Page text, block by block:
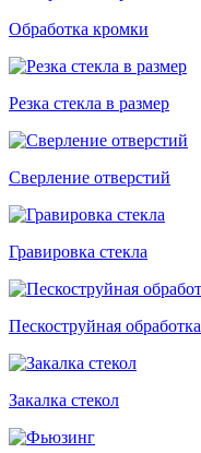
Обработка кромки
Резка стекла в размер
Сверление отверстий
Гравировка стекла
Пескоструйная обработка
Закалка стекол